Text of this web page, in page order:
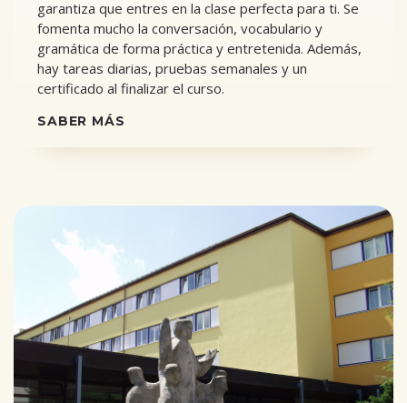
garantiza que entres en la clase perfecta para ti. Se
fomenta mucho la conversación, vocabulario y
gramática de forma práctica y entretenida. Además,
hay tareas diarias, pruebas semanales y un
certificado al finalizar el curso.
SABER MÁS